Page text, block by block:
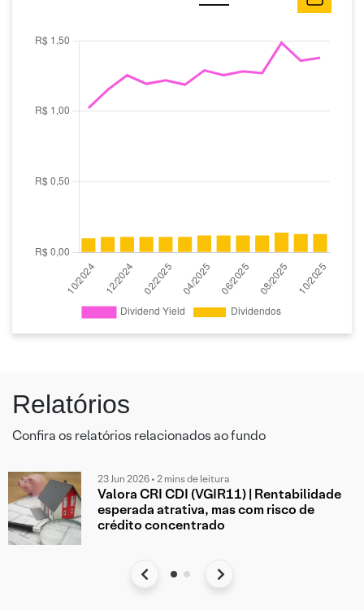
Relatórios
Confira os relatórios relacionados ao fundo
23 Jun 2026 • 2 mins de leitura
Valora CRI CDI (VGIR11) | Rentabilidade
esperada atrativa, mas com risco de
crédito concentrado